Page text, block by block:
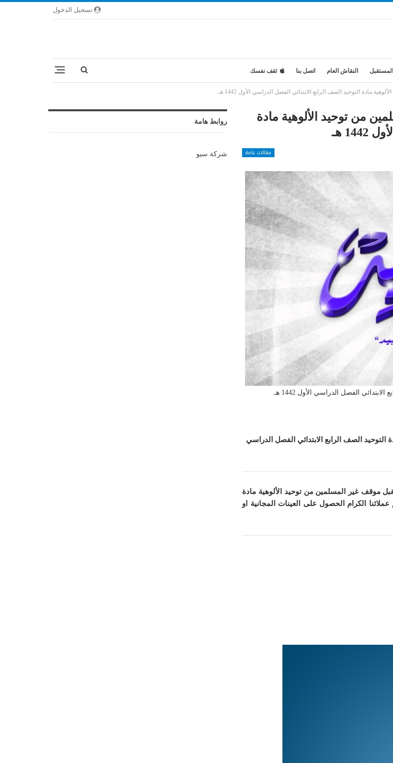
تسجيل الدخول
المستقبل النقاش العام اتصل بنا ثقف نفسك
مادة التوحيد الصف الرابع الابتدائي الفصل الدراسي الأول 1442 هـ
من توحيد الألوهية مادة
هـ
مقالات عامة
الفصل الدراسي الأول 1442 هـ
الصف الرابع الابتدائي الفصل الدراسي
موقف غير المسلمين من توحيد الألوهية مادة
عملائنا الكرام الحصول على العينات المجانية او
روابط هامة
شركة سيو